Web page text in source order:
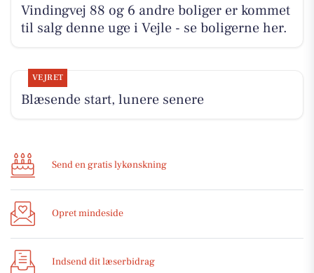
Vindingvej 88 og 6 andre boliger er kommet
til salg denne uge i Vejle - se boligerne her.
VEJRET
Blæsende start, lunere senere
Send en gratis lykønskning
Opret mindeside
Indsend dit læserbidrag